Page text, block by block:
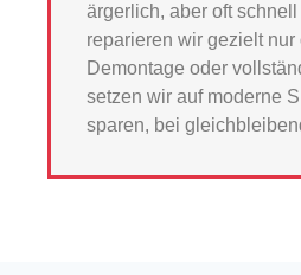
ärgerlich, aber oft
reparieren wir gezielt
Demontage oder
setzen wir auf moderne
sparen, bei